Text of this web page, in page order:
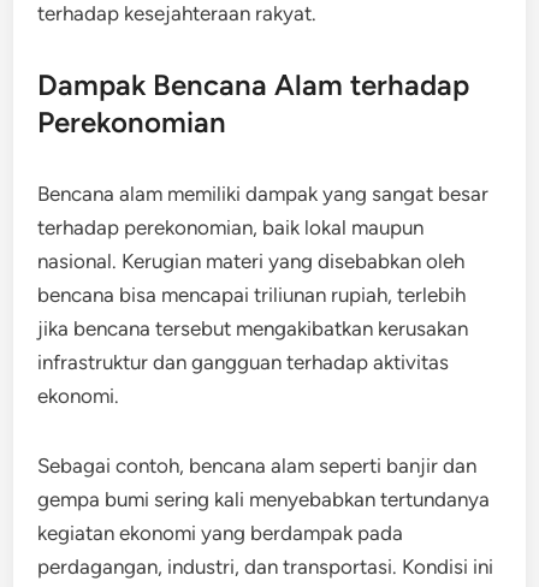
terhadap kesejahteraan rakyat.
Dampak Bencana Alam terhadap
Perekonomian
Bencana alam memiliki dampak yang sangat besar
terhadap perekonomian, baik lokal maupun
nasional. Kerugian materi yang disebabkan oleh
bencana bisa mencapai triliunan rupiah, terlebih
jika bencana tersebut mengakibatkan kerusakan
infrastruktur dan gangguan terhadap aktivitas
ekonomi.
Sebagai contoh, bencana alam seperti banjir dan
gempa bumi sering kali menyebabkan tertundanya
kegiatan ekonomi yang berdampak pada
perdagangan, industri, dan transportasi. Kondisi ini